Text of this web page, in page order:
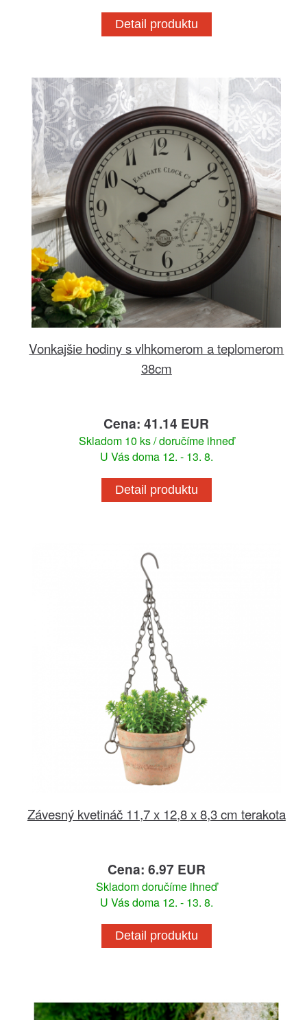
Detail produktu
Vonkajšie hodiny s vlhkomerom a teplomerom
38cm
Cena: 41.14 EUR
Skladom 10 ks / doručíme ihneď
U Vás doma 12. - 13. 8.
Detail produktu
Závesný kvetináč 11,7 x 12,8 x 8,3 cm terakota
Cena: 6.97 EUR
Skladom doručíme ihneď
U Vás doma 12. - 13. 8.
Detail produktu